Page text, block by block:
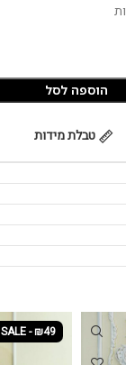
הוספה לסל
טבלת מידות
SALE - ₪49